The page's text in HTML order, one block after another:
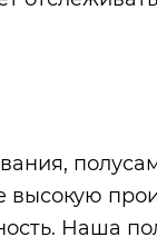
высокую
Наша